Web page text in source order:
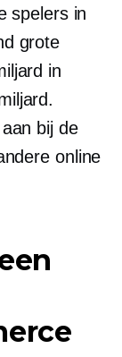
spelers in
grote
in
bij de
online